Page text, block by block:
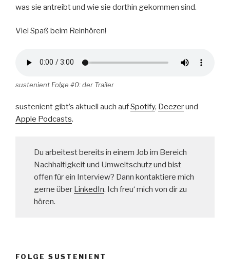
was sie antreibt und wie sie dorthin gekommen sind.
Viel Spaß beim Reinhören!
sustenient Folge #0: der Trailer
sustenient gibt’s aktuell auch aufSpotify, Deezerund
Apple Podcasts.
Du arbeitest bereits in einem Job im Bereich
Nachhaltigkeit und Umweltschutz und bist
offen für ein Interview? Dann kontaktiere mich
gerne über LinkedIn. Ich freu‘ mich von dir zu
hören.
FOLGE SUSTENIENT